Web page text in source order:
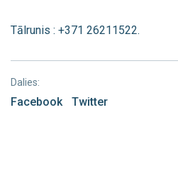
Tālrunis : +371 26211522.
Dalies:
Facebook Twitter